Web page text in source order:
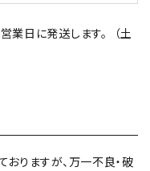
円
日に発送します。 （土
りますが、万一不良・破